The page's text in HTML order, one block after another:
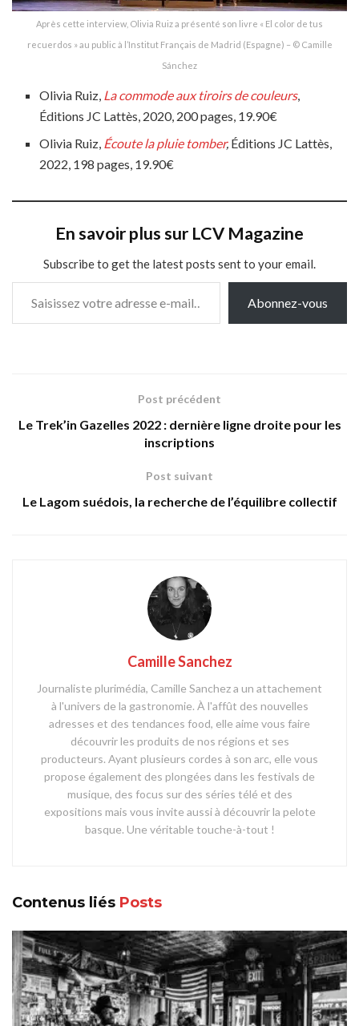
Après cette interview, Olivia Ruiz a présenté son livre « El color de tus
recuerdos » au public à l’Institut Français de Madrid (Espagne) – © Camille
Sánchez
Olivia Ruiz, La commode aux tiroirs de couleurs,
Éditions JC Lattès, 2020, 200 pages, 19.90€
Olivia Ruiz, Écoute la pluie tomber, Éditions JC Lattès,
2022, 198 pages, 19.90€
En savoir plus sur LCV Magazine
Subscribe to get the latest posts sent to your email.
Saisissez votre adresse e-mail…
Abonnez-vous
Post précédent
Le Trek’in Gazelles 2022 : dernière ligne droite pour les
inscriptions
Post suivant
Le Lagom suédois, la recherche de l’équilibre collectif
Camille Sanchez
Journaliste plurimédia, Camille Sanchez a un attachement
à l'univers de la gastronomie. À l'affût des nouvelles
adresses et des tendances food, elle aime vous faire
découvrir les produits de nos régions et ses
producteurs. Ayant plusieurs cordes à son arc, elle vous
propose également des plongées dans les festivals de
musique, des focus sur des séries télé et des
expositions mais vous invite aussi à découvrir la pelote
basque. Une véritable touche-à-tout !
Contenus liés Posts